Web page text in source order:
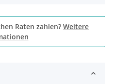
Raten zahlen? Weitere